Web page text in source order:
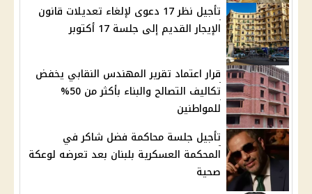
تأجيل نظر 17 دعوى لإلغاء تعديلات قانون
الإيجار القديم إلى جلسة 17 أكتوبر
قرار اعتماد تقرير المهندس النقابي يخفض
تكاليف التصالح والبناء بأكثر من 50%
للمواطنين
تأجيل جلسة محاكمة فضل شاكر في
المحكمة العسكرية بلبنان بعد تعرضه لوعكة
صحية